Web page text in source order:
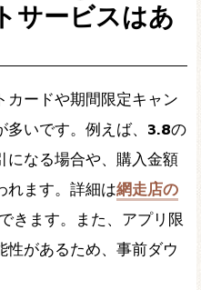
サービスはあ
カードや期間限定キャン
いです。例えば、 3.8の
になる場合や、購入金額
れます。詳細は網走店の
きます。また、アプリ限
性があるため、事前ダウ